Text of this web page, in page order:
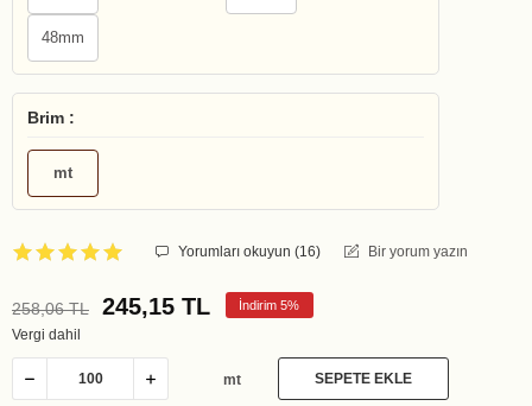
48mm
Brim :
mt
Yorumları okuyun (16) Bir yorum yazın
258,06 TL 245,15 TL İndirim 5%
Vergi dahil
mt SEPETE EKLE